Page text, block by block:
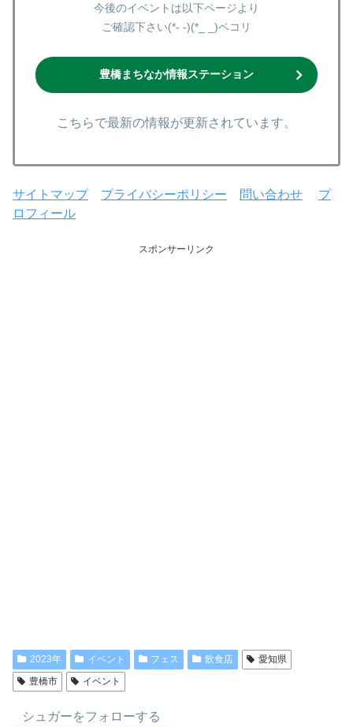
今後のイベントは以下ページより
ご確認下さい(*- -)(*_ _)ペコリ
豊橋まちなか情報ステーション
こちらで最新の情報が更新されています。
サイトマップ プライバシーポリシー 問い合わせ
プ
ロフィール
スポンサーリンク
2023年 イベント フェス 飲食店
愛知県
豊橋市
イベント
シュガーをフォローする